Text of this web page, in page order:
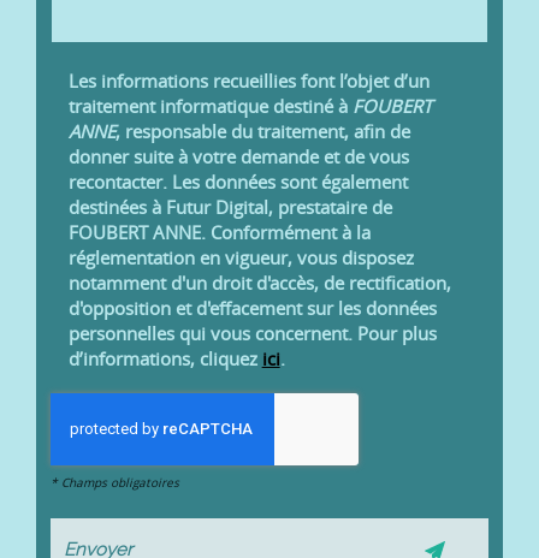
Les informations recueillies font l’objet d’un
traitement informatique destiné àFOUBERT
ANNE, responsable du traitement, afin de
donner suite à votre demande et de vous
recontacter. Les données sont également
destinées à Futur Digital, prestataire de
FOUBERT ANNE. Conformément à la
réglementation en vigueur, vous disposez
notamment d'un droit d'accès, de rectification,
d'opposition et d'effacement sur les données
personnelles qui vous concernent. Pour plus
d’informations, cliquez ici.
* Champs obligatoires